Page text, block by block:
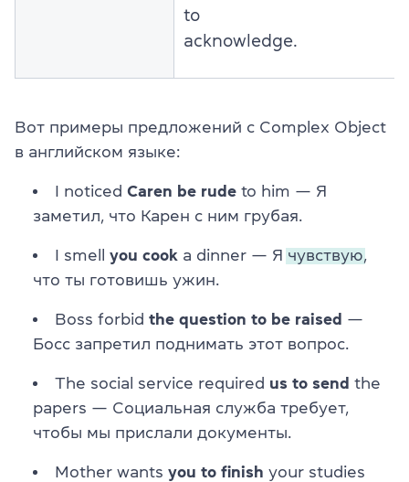
to
acknowledge.
Вот примеры предложений с Complex Object
в английском языке:
I noticed Caren be rude to him — Я
заметил, что Карен с ним грубая.
I smell you cook a dinner — Я чувствую,
что ты готовишь ужин.
Boss forbid the question to be raised —
Босс запретил поднимать этот вопрос.
The social service required us to send the
papers — Социальная служба требует,
чтобы мы прислали документы.
Mother wants you to finish your studies